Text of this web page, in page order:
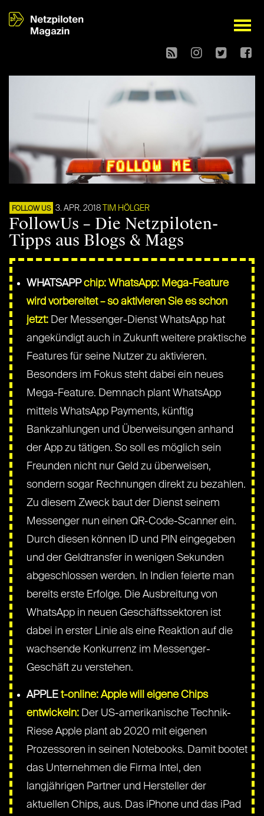
open
FOLLOW US 3. APR. 2018 TIM HÖLGER
FollowUs – Die Netzpiloten-
Tipps aus Blogs & Mags
WHATSAPPchip: WhatsApp: Mega-Feature
wird vorbereitet – so aktivieren Sie es schon
jetzt: Der Messenger-Dienst WhatsApp hat
angekündigt auch in Zukunft weitere praktische
Features für seine Nutzer zu aktivieren.
Besonders im Fokus steht dabei ein neues
Mega-Feature. Demnach plant WhatsApp
mittels WhatsApp Payments, künftig
Bankzahlungen und Überweisungen anhand
der App zu tätigen. So soll es möglich sein
Freunden nicht nur Geld zu überweisen,
sondern sogar Rechnungen direkt zu bezahlen.
Zu diesem Zweck baut der Dienst seinem
Messenger nun einen QR-Code-Scanner ein.
Durch diesen können ID und PIN eingegeben
und der Geldtransfer in wenigen Sekunden
abgeschlossen werden. In Indien feierte man
bereits erste Erfolge. Die Ausbreitung von
WhatsApp in neuen Geschäftssektoren ist
dabei in erster Linie als eine Reaktion auf die
wachsende Konkurrenz im Messenger-
Geschäft zu verstehen.
APPLEt-online: Apple will eigene Chips
entwickeln: Der US-amerikanische Technik-
Riese Apple plant ab 2020 mit eigenen
Prozessoren in seinen Notebooks. Damit bootet
das Unternehmen die Firma Intel, den
langjährigen Partner und Hersteller der
aktuellen Chips, aus. Das iPhone und das iPad